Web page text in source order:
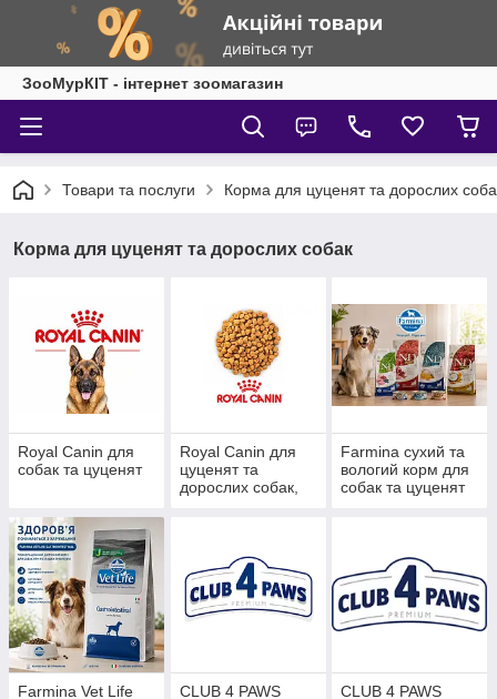
ЗооМурКІТ - інтернет зоомагазин
Товари та послуги Корма для цуценят та дорослих
Корма для цуценят та дорослих собак
Royal Canin для
собак та цуценят
Royal Canin для
цуценят та
дорослих собак,
Farmina сухий та
вологий корм для
собак та цуценят
Farmina Vet Life
CLUB 4 PAWS
CLUB 4 PAWS